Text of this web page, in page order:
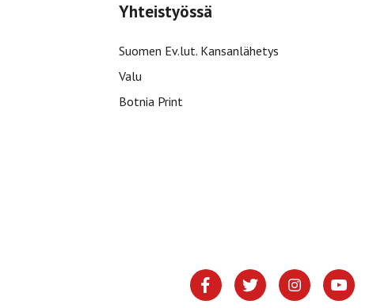
Yhteistyössä
Suomen Ev.lut. Kansanlähetys
Valu
Botnia Print